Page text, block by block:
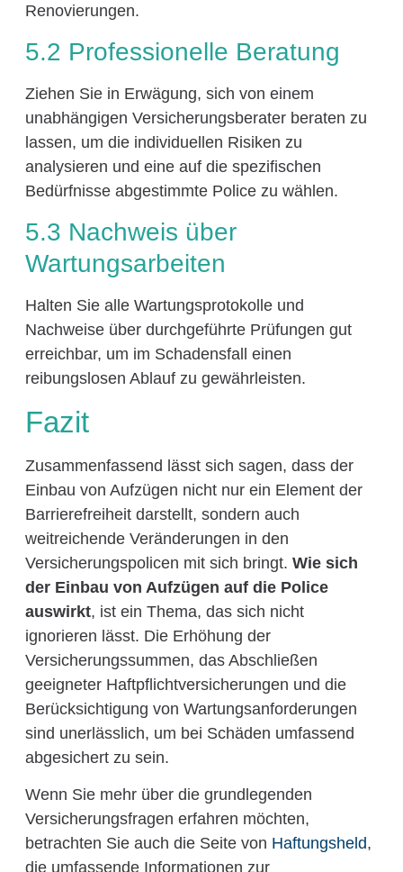
Renovierungen.
5.2 Professionelle Beratung
Ziehen Sie in Erwägung, sich von einem
unabhängigen Versicherungsberater beraten zu
lassen, um die individuellen Risiken zu
analysieren und eine auf die spezifischen
Bedürfnisse abgestimmte Police zu wählen.
5.3 Nachweis über
Wartungsarbeiten
Halten Sie alle Wartungsprotokolle und
Nachweise über durchgeführte Prüfungen gut
erreichbar, um im Schadensfall einen
reibungslosen Ablauf zu gewährleisten.
Fazit
Zusammenfassend lässt sich sagen, dass der
Einbau von Aufzügen nicht nur ein Element der
Barrierefreiheit darstellt, sondern auch
weitreichende Veränderungen in den
Versicherungspolicen mit sich bringt. Wie sich
der Einbau von Aufzügen auf die Police
auswirkt, ist ein Thema, das sich nicht
ignorieren lässt. Die Erhöhung der
Versicherungssummen, das Abschließen
geeigneter Haftpflichtversicherungen und die
Berücksichtigung von Wartungsanforderungen
sind unerlässlich, um bei Schäden umfassend
abgesichert zu sein.
Wenn Sie mehr über die grundlegenden
Versicherungsfragen erfahren möchten,
betrachten Sie auch die Seite von Haftungsheld,
die umfassende Informationen zur